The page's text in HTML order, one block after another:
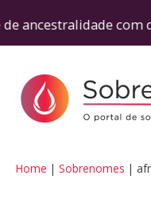
de ancestralidade
Home Sobrenomes